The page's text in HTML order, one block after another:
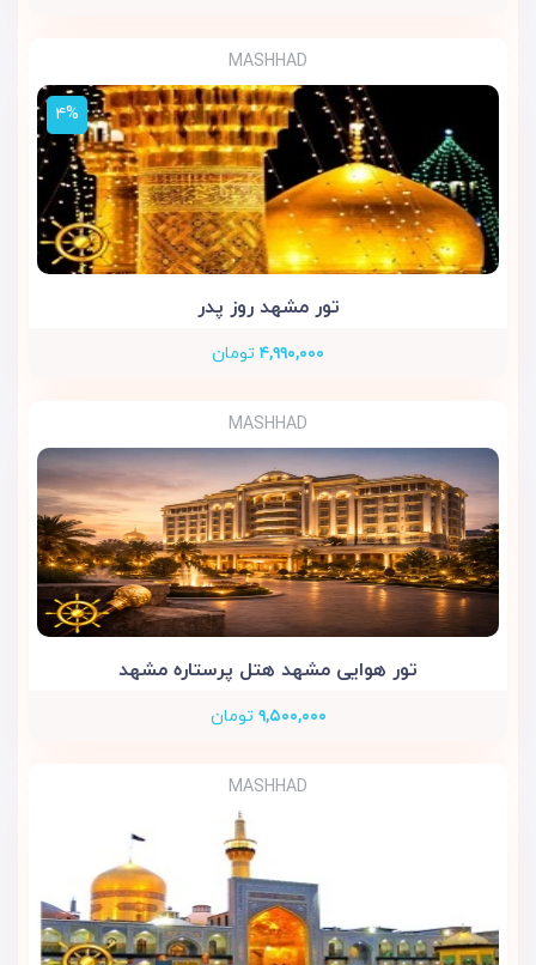
MASHHAD
تور مشهد روز پدر
۴,۹۹۰,۰۰۰ تومان
۴%
MASHHAD
تور هوایی مشهد هتل پرستاره مشهد
۹,۵۰۰,۰۰۰ تومان
MASHHAD